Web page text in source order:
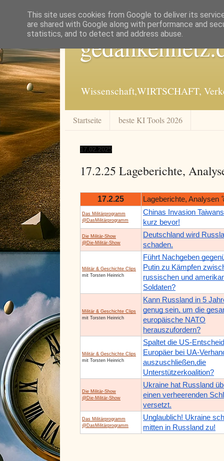
Wissenschaft,WIRTSCHAFT,
Startseite beste KI Tools 2026
17.02.2025
17.2.25 Lageberichte,
17.2.25 Lageberichte, Analysen
Das Militärprogramm
@DasMilitärprogramm
Chinas Invasion
kurz bevor!
Die Militär-Show
@Die-Militär-Show
Deutschland wird
schaden.
Militär & Geschichte Clips
mit Torsten Heinrich
Führt Nachgeben
Putin zu Kämpfen
russischen und
Soldaten?
Militär & Geschichte Clips
mit Torsten Heinrich
Kann Russland in 5
genug sein, um die
europäische NATO
herauszufordern?
Militär & Geschichte Clips
mit Torsten Heinrich
Spaltet die US-
Europäer bei UA-
auszuschließen,die
Unterstützerkoalition?
Die Militär-Show
@Die-Militär-Show
Ukraine hat Russland
einen verheerenden
versetzt.
Das Militärprogramm
@DasMilitärprogramm
Unglaublich! Ukraine
mitten in Russland zu!
This site uses cookies from Google to deliver its
are shared with Google along with performance and
statistics, and to detect and address abuse.